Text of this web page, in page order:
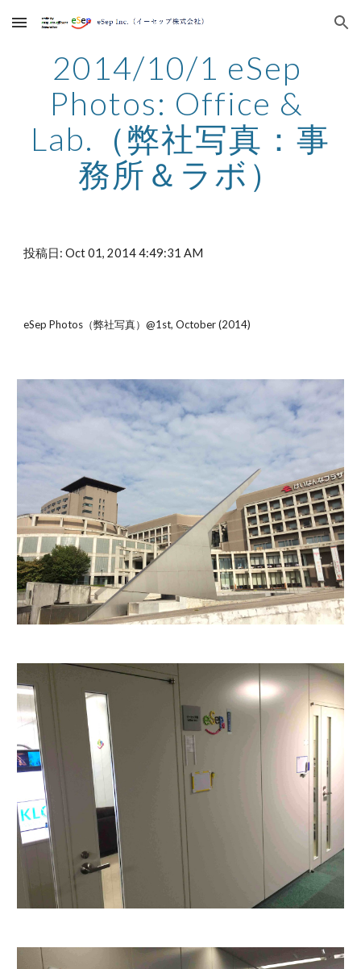
Skip to main content Skip to navigation
2014/10/1 eSep
Photos: Office &
Lab.（弊社写真：事
務所＆ラボ）
投稿日: Oct 01, 2014 4:49:31 AM
eSep Photos（弊社写真）@1st, October (2014)